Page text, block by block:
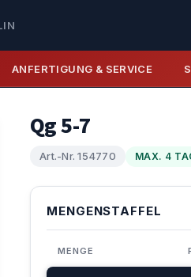
ANFERTIGUNG & SERVICE
Qg 5-7
Art.-Nr. 154770 MAX. 4
MENGENSTAFFEL
MENGE